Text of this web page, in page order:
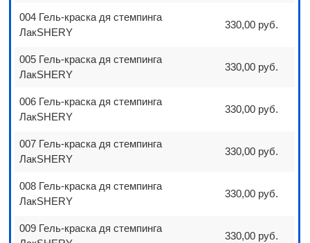
004 Гель-краска дя стемпинга
ЛакSHERY
330,00 руб.
005 Гель-краска дя стемпинга
ЛакSHERY
330,00 руб.
006 Гель-краска дя стемпинга
ЛакSHERY
330,00 руб.
007 Гель-краска дя стемпинга
ЛакSHERY
330,00 руб.
008 Гель-краска дя стемпинга
ЛакSHERY
330,00 руб.
009 Гель-краска дя стемпинга
330,00 руб.